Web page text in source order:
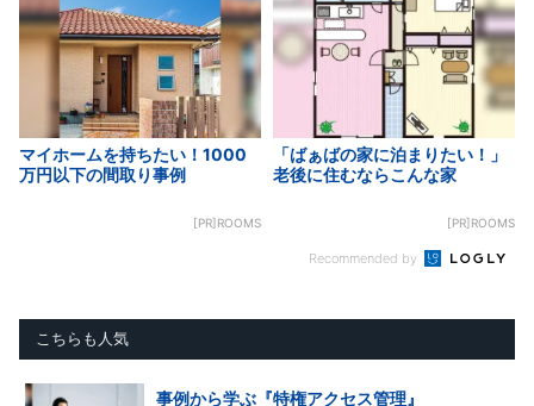
マイホームを持ちたい！1000
万円以下の間取り事例
[PR]ROOMS
「ばぁばの家に泊まりたい！」
老後に住むならこんな家
[PR]ROOMS
Recommended by
こちらも人気
事例から学ぶ『特権アクセス管理』